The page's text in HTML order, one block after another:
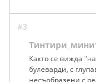
#3
Както се вижда
булеварди, с